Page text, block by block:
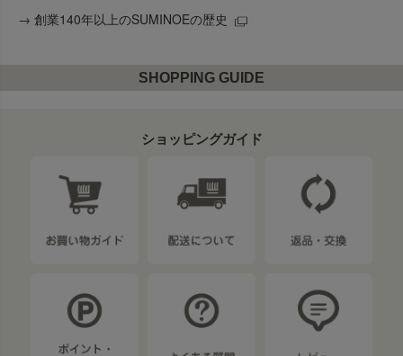
→ 創業140年以上のSUMINOEの歴史
SHOPPING GUIDE
ショッピングガイド